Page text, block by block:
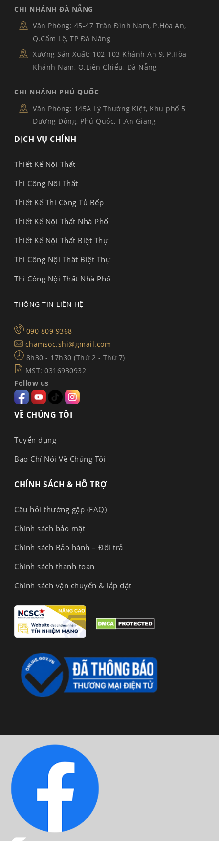
CHI NHÁNH ĐÀ NẴNG
Văn Phòng: 45-47 Trần Đình Nam, P.Hòa An,
Q.Cẩm Lệ, TP Đà Nẵng
Xưởng Sản Xuất: 102-103 Khánh An 9, P.Hòa
Khánh Nam, Q.Liên Chiểu, Đà Nẵng
CHI NHÁNH PHÚ QUỐC
Văn Phòng: 145A Lý Thường Kiệt, Khu phố 5
Dương Đông, Phú Quốc, T.An Giang
DỊCH VỤ CHÍNH
Thiết Kế Nội Thất
Thi Công Nội Thất
Thiết Kế Thi Công Tủ Bếp
Thiết Kế Nội Thất Nhà Phố
Thiết Kế Nội Thất Biệt Thự
Thi Công Nội Thất Biệt Thự
Thi Công Nội Thất Nhà Phố
THÔNG TIN LIÊN HỆ
090 809 9368
chamsoc.shi@gmail.com
8h30 - 17h30 (Thứ 2 - Thứ 7)
MST: 0316930932
Follow us
VỀ CHÚNG TÔI
Tuyển dụng
Báo Chí Nói Về Chúng Tôi
CHÍNH SÁCH & HỖ TRỢ
Câu hỏi thường gặp (FAQ)
Chính sách bảo mật
Chính sách Bảo hành – Đổi trả
Chính sách thanh toán
Chính sách vận chuyển & lắp đặt